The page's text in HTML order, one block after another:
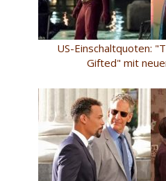
US-Einschaltquoten:
Gifted" mit